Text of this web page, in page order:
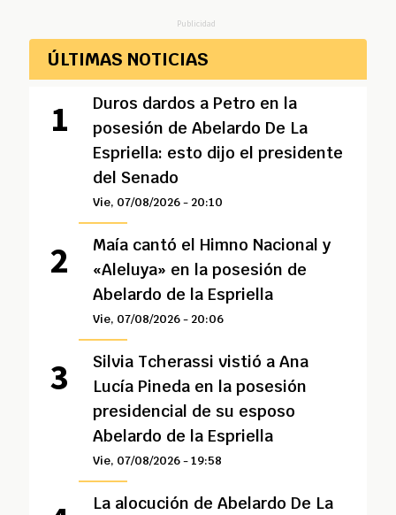
Publicidad
ÚLTIMAS NOTICIAS
Duros dardos a Petro en la
posesión de Abelardo De La
Espriella: esto dijo el presidente
del Senado
Vie, 07/08/2026 - 20:10
Maía cantó el Himno Nacional y
«Aleluya» en la posesión de
Abelardo de la Espriella
Vie, 07/08/2026 - 20:06
Silvia Tcherassi vistió a Ana
Lucía Pineda en la posesión
presidencial de su esposo
Abelardo de la Espriella
Vie, 07/08/2026 - 19:58
La alocución de Abelardo De La